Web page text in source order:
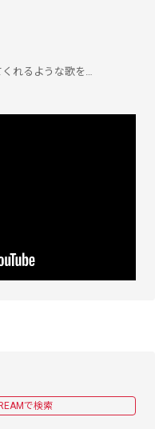
くれるような歌を…
で検索